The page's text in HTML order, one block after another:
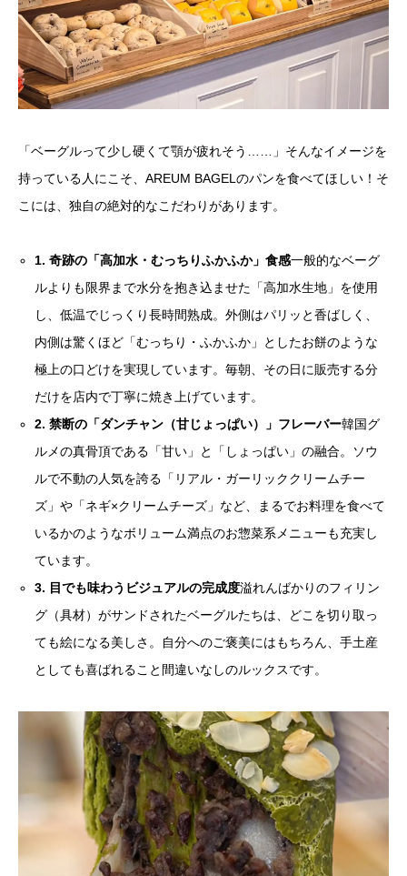
「ベーグルって少し硬くて顎が疲れそう……」そんなイメージを
持っている人にこそ、AREUM BAGELのパンを食べてほしい！そ
こには、独自の絶対的なこだわりがあります。
1. 奇跡の「高加水・むっちりふかふか」食感一般的なベーグ
ルよりも限界まで水分を抱き込ませた「高加水生地」を使用
し、低温でじっくり長時間熟成。外側はパリッと香ばしく、
内側は驚くほど「むっちり・ふかふか」としたお餅のような
極上の口どけを実現しています。毎朝、その日に販売する分
だけを店内で丁寧に焼き上げています。
2. 禁断の「ダンチャン（甘じょっぱい）」フレーバー韓国グ
ルメの真骨頂である「甘い」と「しょっぱい」の融合。ソウ
ルで不動の人気を誇る「リアル・ガーリッククリームチー
ズ」や「ネギ×クリームチーズ」など、まるでお料理を食べて
いるかのようなボリューム満点のお惣菜系メニューも充実し
ています。
3. 目でも味わうビジュアルの完成度溢れんばかりのフィリン
グ（具材）がサンドされたベーグルたちは、どこを切り取っ
ても絵になる美しさ。自分へのご褒美にはもちろん、手土産
としても喜ばれること間違いなしのルックスです。